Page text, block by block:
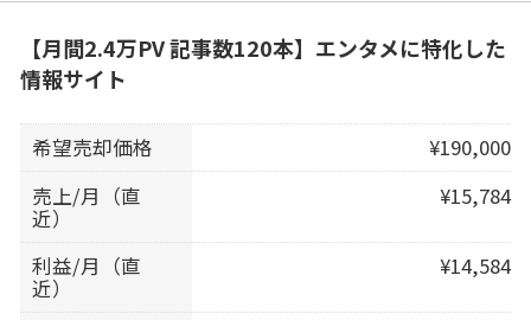
【月間2.4万PV 記事数120本】エンタメに特化した
情報サイト
希望売却価格
¥190,000
売上/月（直
近）
¥15,784
利益/月（直
近）
¥14,584